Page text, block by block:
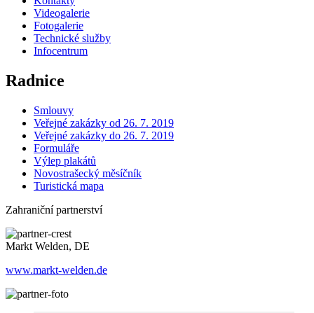
Videogalerie
Fotogalerie
Technické služby
Infocentrum
Radnice
Smlouvy
Veřejné zakázky od 26. 7. 2019
Veřejné zakázky do 26. 7. 2019
Formuláře
Výlep plakátů
Novostrašecký měsíčník
Turistická mapa
Zahraniční partnerství
Markt Welden, DE
www.markt-welden.de